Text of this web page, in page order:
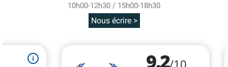
10h00-12h30 / 15h00-18h30
Nous écrire >